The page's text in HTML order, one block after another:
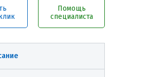
Помощь
специалиста